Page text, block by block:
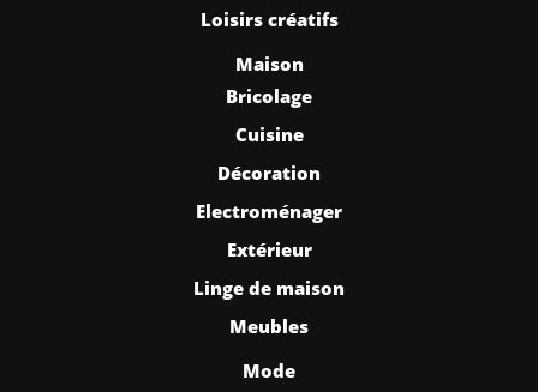
Loisirs créatifs
Maison
Bricolage
Cuisine
Décoration
Electroménager
Extérieur
Linge de maison
Meubles
Mode